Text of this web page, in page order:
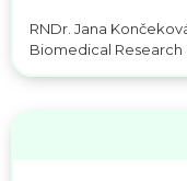
RNDr. Jana
Biomedical Research